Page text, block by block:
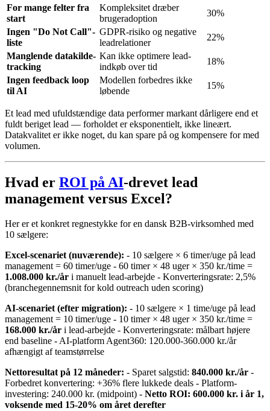
For mange felter fra
start
Kompleksitet dræber
brugeradoption
30%
Ingen "Do Not Call"-
liste
GDPR-risiko og negative
leadrelationer
22%
Manglende datakilde-
tracking
Kan ikke optimere lead-
indkøb over tid
18%
Ingen feedback loop
til AI
Modellen forbedres ikke
løbende
15%
Et lead med ufuldstændige data performer markant dårligere end et
fuldt beriget lead — forholdet er eksponentielt, ikke lineært.
Datakvalitet er ikke noget, du kan spare på og kompensere for med
volumen.
Hvad er ROI på AI-drevet lead
management versus Excel?
Her er et konkret regnestykke for en dansk B2B-virksomhed med
10 sælgere:
Excel-scenariet (nuværende): - 10 sælgere × 6 timer/uge på lead
management = 60 timer/uge - 60 timer × 48 uger × 350 kr./time =
1.008.000 kr./år i manuelt lead-arbejde - Konverteringsrate: 2,5%
(branchegennemsnit for kold outreach uden scoring)
AI-scenariet (efter migration): - 10 sælgere × 1 time/uge på lead
management = 10 timer/uge - 10 timer × 48 uger × 350 kr./time =
168.000 kr./år i lead-arbejde - Konverteringsrate: målbart højere
end baseline - AI-platform Agent360: 120.000-360.000 kr./år
afhængigt af teamstørrelse
Nettoresultat på 12 måneder: - Sparet salgstid: 840.000 kr./år -
Forbedret konvertering: +36% flere lukkede deals - Platform-
investering: 240.000 kr. (midpoint) - Netto ROI: 600.000 kr. i år 1,
voksende med 15-20% om året derefter